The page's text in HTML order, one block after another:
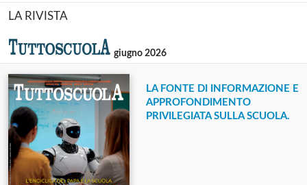
LA RIVISTA
giugno 2026
LA FONTE DI INFORMAZIONE E
APPROFONDIMENTO
PRIVILEGIATA SULLA SCUOLA.